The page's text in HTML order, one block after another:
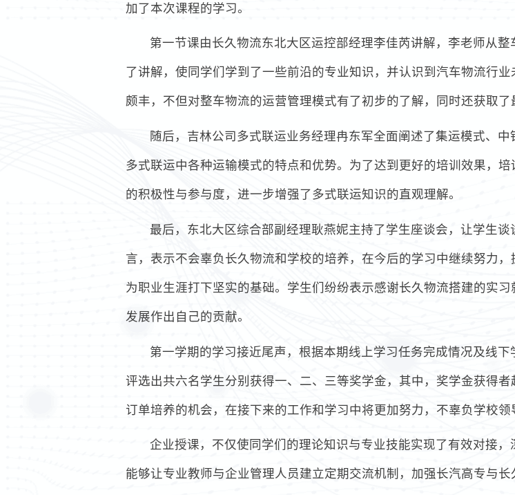
加了本次课程的学习。
第一节课由长久物流东北大区运控部经理李佳芮讲解，李老师从
了讲解，使同学们学到了一些前沿的专业知识，并认识到汽车物流行
颇丰，不但对整车物流的运营管理模式有了初步的了解，同时还获取了
随后，吉林公司多式联运业务经理冉东军全面阐述了集运模式、
多式联运中各种运输模式的特点和优势。为了达到更好的培训效果，
的积极性与参与度，进一步增强了多式联运知识的直观理解。
最后，东北大区综合部副经理耿燕妮主持了学生座谈会，让学生
言，表示不会辜负长久物流和学校的培养，在今后的学习中继续努力
为职业生涯打下坚实的基础。学生们纷纷表示感谢长久物流搭建的实
发展作出自己的贡献。
第一学期的学习接近尾声，根据本期线上学习任务完成情况及线
评选出共六名学生分别获得一、二、三等奖学金，其中，奖学金获得
订单培养的机会，在接下来的工作和学习中将更加努力，不辜负学校领
企业授课，不仅使同学们的理论知识与专业技能实现了有效对接
能够让专业教师与企业管理人员建立定期交流机制，加强长汽高专与